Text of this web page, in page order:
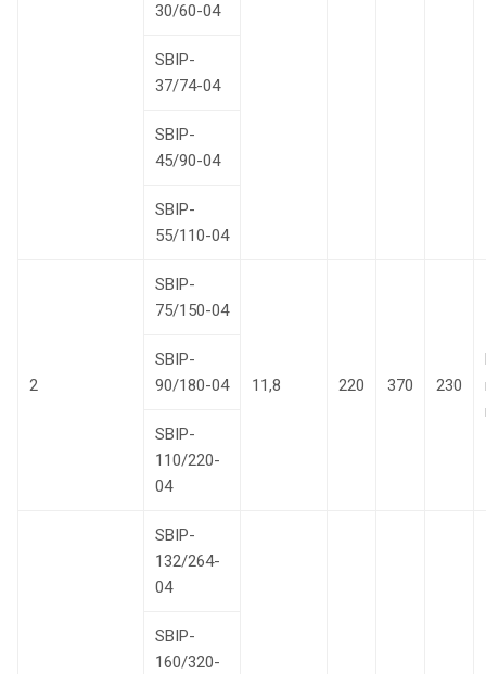
30/60-04
SBIP-
37/74-04
SBIP-
45/90-04
SBIP-
55/110-04
2
SBIP-
75/150-04
11,8 220 370 230
SBIP-
90/180-04
SBIP-
110/220-
04
SBIP-
132/264-
04
SBIP-
160/320-